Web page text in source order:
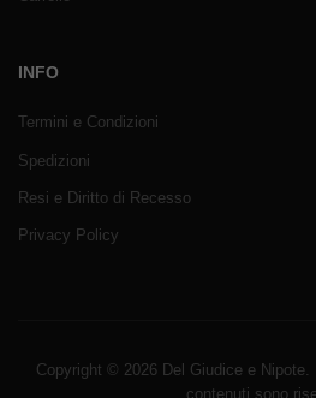
INFO
Termini e Condizioni
Spedizioni
Resi e Diritto di Recesso
Privacy Policy
Copyright © 2026 Del Giudice e Nipote.
contenuti sono